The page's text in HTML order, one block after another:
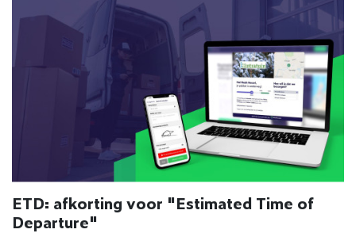
ETD: afkorting voor "Estimated Time of
Departure"